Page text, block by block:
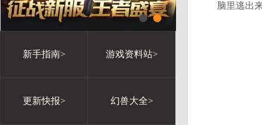
新手指南> 游戏资料站>
更新快报> 幻兽大全>
脑里逃出